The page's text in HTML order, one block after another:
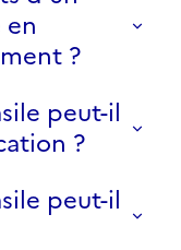
?
peut-il
?
peut-il